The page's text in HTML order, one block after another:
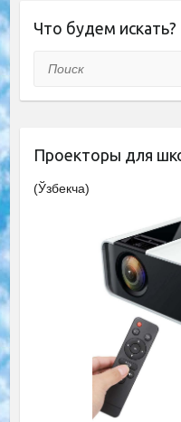
Что будем искать?
Поиск
Проекторы для
(Ўзбекча)